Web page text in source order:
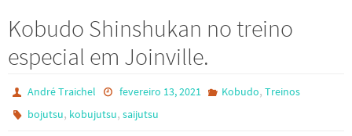
Kobudo Shinshukan no treino
especial em Joinville.
André Traichel fevereiro 13, 2021 Kobudo, Treinos
bojutsu, kobujutsu,saijutsu